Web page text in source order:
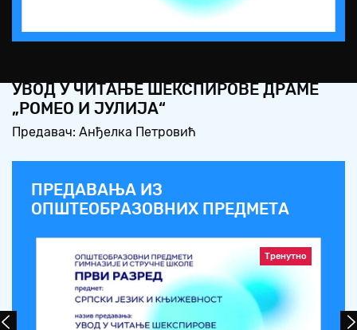
Video
УВОД У ЧИТАЊЕ ШЕКСПИРОВЕ ДРАМЕ
„РОМЕО И ЈУЛИЈА“
Предавач: Анђелка Петровић
ПРЕДАВАЊА ИЗ
ОПШТЕОБРАЗОВНИХ ПРЕДМЕТА
Тренутно